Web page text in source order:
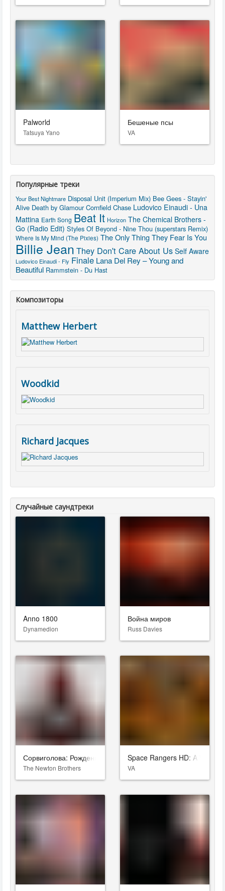
Palworld
Tatsuya Yano
Бешеные псы
VA
Популярные треки
Your Best Nightmare Disposal Unit (Imperium Mix) Bee Gees - Stayin'
Alive Death by Glamour Cornfield Chase Ludovico Einaudi - Una
Mattina Earth Song Beat It Horizon The Chemical Brothers -
Go (Radio Edit) Styles Of Beyond - Nine Thou (superstars Remix)
Where Is My Mind (The Pixies) The Only Thing They Fear Is You
Billie Jean They Don't Care About Us Self Aware
Ludovico Einaudi - Fly Finale Lana Del Rey – Young and
Beautiful Rammstein - Du Hast
Композиторы
Matthew Herbert
Woodkid
Richard Jacques
Случайные саундтреки
Anno 1800
Dynamedion
Война миров
Russ Davies
Сорвиголова: Рожденный заново
The Newton Brothers
Space Rangers HD: A War
VA